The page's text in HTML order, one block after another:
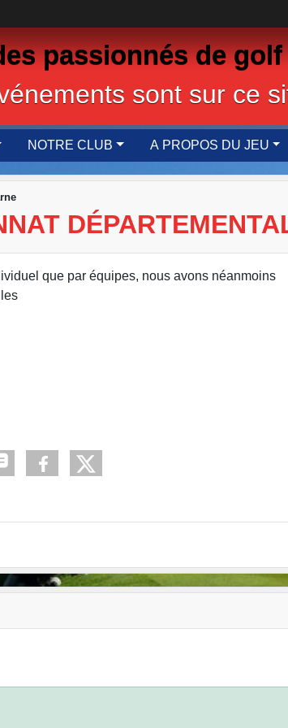
passionnés de golf
sont sur ce
NOTRE CLUB A PROPOS DU JEU
que par équipes, nous avons néanmoins